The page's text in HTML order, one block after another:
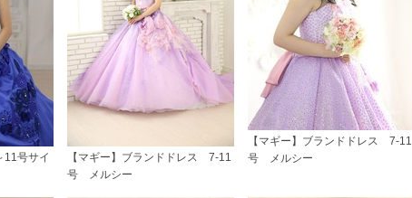
11号サイ
【マギー】ブランドドレス 7-11
号 メルシー
【マギー】ブランドドレス 7-11
号 メルシー